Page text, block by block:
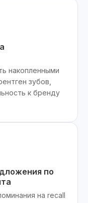
накопленными
зубов,
к бренду
по
на recall